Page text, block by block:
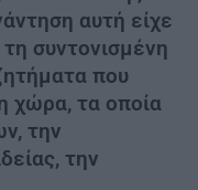
αυτή είχε
συντονισμένη
που
χώρα, τα οποία
την
την